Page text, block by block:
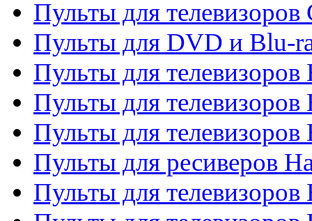
Пульты для телевизоров
Пульты для DVD и Blu-
Пульты для телевизоров
Пульты для телевизоров
Пульты для
Пульты для ресиверов
Пульты для телевизоров